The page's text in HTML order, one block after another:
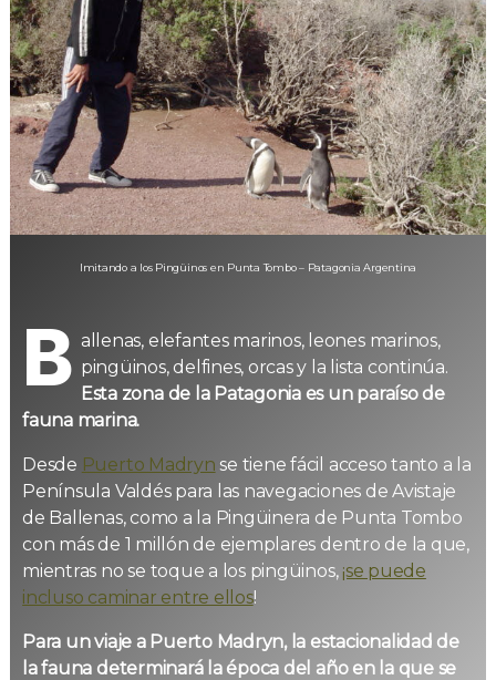
Imitando a los Pingüinos en Punta Tombo – Patagonia Argentina
B allenas, elefantes marinos, leones marinos,
pingüinos, delfines, orcas y la lista continúa.
Esta zona de la Patagonia es un paraíso de
fauna marina.
Desde Puerto Madryn se tiene fácil acceso tanto a la
Península Valdés para las navegaciones de Avistaje
de Ballenas, como a la Pingüinera de Punta Tombo
con más de 1 millón de ejemplares dentro de la que,
mientras no se toque a los pingüinos, ¡se puede
incluso caminar entre ellos!
Para un viaje a Puerto Madryn, la estacionalidad de
la fauna determinará la época del año en la que se